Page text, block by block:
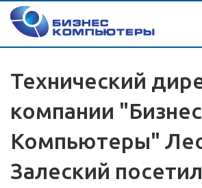
Технический
компании "Бизнес
Компьютеры"
Залеский посетил